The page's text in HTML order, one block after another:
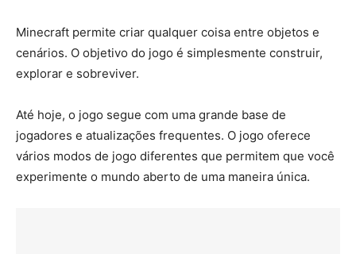
Minecraft permite criar qualquer coisa entre objetos e
cenários. O objetivo do jogo é simplesmente construir,
explorar e sobreviver.
Até hoje, o jogo segue com uma grande base de
jogadores e atualizações frequentes. O jogo oferece
vários modos de jogo diferentes que permitem que você
experimente o mundo aberto de uma maneira única.